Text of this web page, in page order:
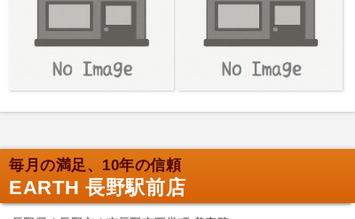
毎月の満足、10年の信頼
EARTH 長野駅前店